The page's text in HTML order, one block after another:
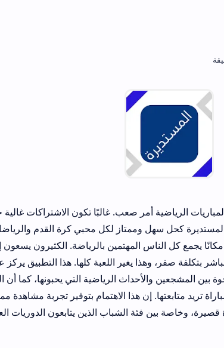
صعب. غالبًا تكون الاشتراكات غالية جدًا ولا يمكن لأي
وممتاز لكل محبي كرة القدم والرياضات الأخرى. هو
المهتمين بالرياضة. الكثيرون يسعون إلى تحميل
يغير اللعبة كلها. هذا التطبيق يركز على جعل تجربة
الرياضية التي يحبونها، كما أن الواجهة بسيطة
إن هذا الاهتمام بتوفير تجربة مشاهدة مميزة هو ما جعل
الشباب الذين يتابعون الدوريات العالمية والمحلية